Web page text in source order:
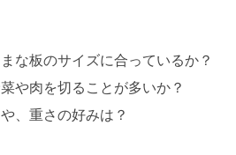
な板のサイズに合っているか？
や肉を切ることが多いか？
、重さの好みは？